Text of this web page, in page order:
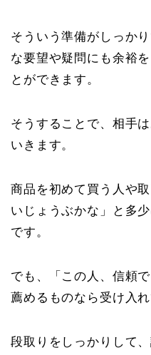
そういう準備がしっか
な要望や疑問にも余裕
とができます。
そうすることで、相手
いきます。
商品を初めて買う人や
いじょうぶかな」と多
です。
でも、「この人、信頼
薦めるものなら受け入れ
段取りをしっかりして